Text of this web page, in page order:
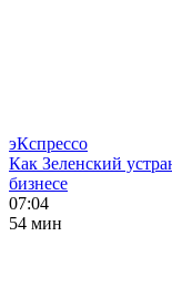
эКспрессо
Как Зеленский
бизнесе
07:04
54 мин